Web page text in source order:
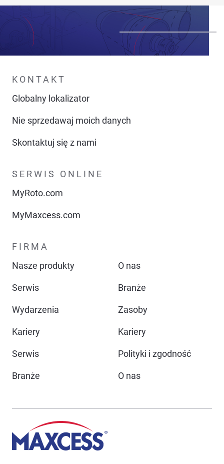
KONTAKT
Globalny lokalizator
Nie sprzedawaj moich danych
Skontaktuj się z nami
SERWIS ONLINE
MyRoto.com
MyMaxcess.com
FIRMA
Nasze produkty
O nas
Serwis Branże
Wydarzenia Zasoby
Kariery Kariery
Serwis Polityki i zgodność
Branże O nas